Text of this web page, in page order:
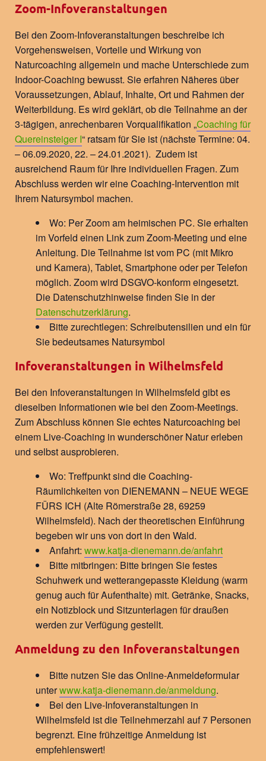
Zoom-Infoveranstaltungen
Bei den Zoom-Infoveranstaltungen beschreibe ich
Vorgehensweisen, Vorteile und Wirkung von
Naturcoaching allgemein und mache Unterschiede zum
Indoor-Coaching bewusst. Sie erfahren Näheres über
Voraussetzungen, Ablauf, Inhalte, Ort und Rahmen der
Weiterbildung. Es wird geklärt, ob die Teilnahme an der
3-tägigen, anrechenbaren Vorqualifikation „Coaching für
Quereinsteiger I“ ratsam für Sie ist (nächste Termine: 04.
– 06.09.2020, 22. – 24.01.2021). Zudem ist
ausreichend Raum für Ihre individuellen Fragen. Zum
Abschluss werden wir eine Coaching-Intervention mit
Ihrem Natursymbol machen.
Wo: Per Zoom am heimischen PC. Sie erhalten
im Vorfeld einen Link zum Zoom-Meeting und eine
Anleitung. Die Teilnahme ist vom PC (mit Mikro
und Kamera), Tablet, Smartphone oder per Telefon
möglich. Zoom wird DSGVO-konform eingesetzt.
Die Datenschutzhinweise finden Sie in der
Datenschutzerklärung.
Bitte zurechtlegen: Schreibutensilien und ein für
Sie bedeutsames Natursymbol
Infoveranstaltungen in Wilhelmsfeld
Bei den Infoveranstaltungen in Wilhelmsfeld gibt es
dieselben Informationen wie bei den Zoom-Meetings.
Zum Abschluss können Sie echtes Naturcoaching bei
einem Live-Coaching in wunderschöner Natur erleben
und selbst ausprobieren.
Wo: Treffpunkt sind die Coaching-
Räumlichkeiten von DIENEMANN – NEUE WEGE
FÜRS ICH (Alte Römerstraße 28, 69259
Wilhelmsfeld). Nach der theoretischen Einführung
begeben wir uns von dort in den Wald.
Anfahrt: www.katja-dienemann.de/anfahrt
Bitte mitbringen: Bitte bringen Sie festes
Schuhwerk und wetterangepasste Kleidung (warm
genug auch für Aufenthalte) mit. Getränke, Snacks,
ein Notizblock und Sitzunterlagen für draußen
werden zur Verfügung gestellt.
Anmeldung zu den Infoveranstaltungen
Bitte nutzen Sie das Online-Anmeldeformular
unterwww.katja-dienemann.de/anmeldung.
Bei den Live-Infoveranstaltungen in
Wilhelmsfeld ist die Teilnehmerzahl auf 7 Personen
begrenzt. Eine frühzeitige Anmeldung ist
empfehlenswert!